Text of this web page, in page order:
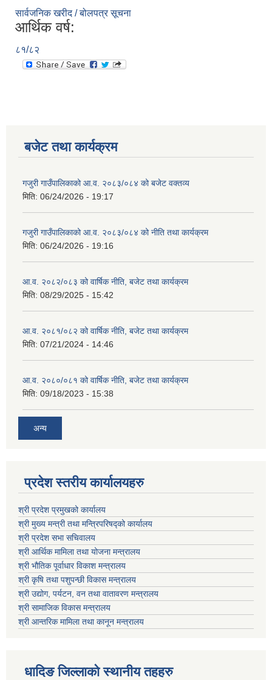
सार्वजनिक खरीद / बोलपत्र सूचना
आर्थिक वर्ष:
८१/८२
बजेट तथा कार्यक्रम
गजुरी गाउँपालिकाको आ.व. २०८३/०८४ को बजेट वक्तव्य
मिति: 06/24/2026 - 19:17
गजुरी गाउँपालिकाको आ.व. २०८३/०८४ को नीति तथा कार्यक्रम
मिति: 06/24/2026 - 19:16
आ.व. २०८२/०८३ को वार्षिक नीति, बजेट तथा कार्यक्रम
मिति: 08/29/2025 - 15:42
आ.व. २०८१/०८२ को वार्षिक नीति, बजेट तथा कार्यक्रम
मिति: 07/21/2024 - 14:46
आ.व. २०८०/०८१ को वार्षिक नीति, बजेट तथा कार्यक्रम
मिति: 09/18/2023 - 15:38
अन्य
प्रदेश स्तरीय कार्यालयहरु
श्री प्रदेश प्रमुखको कार्यालय
श्री मुख्य मन्त्री तथा मन्त्रिपरिषद्को कार्यालय
श्री प्रदेश सभा सचिवालय
श्री आर्थिक मामिला तथा योजना मन्त्रालय
श्री भौतिक पूर्वाधार विकाश मन्त्रालय
श्री कृषि तथा पशुपन्छी विकास मन्त्रालय
श्री उद्योग, पर्यटन, वन तथा वातावरण मन्त्रालय
श्री सामाजिक विकास मन्त्रालय
श्री आन्तरिक मामिला तथा कानून मन्त्रालय
धादिङ जिल्लाकाे स्थानीय तहहरु